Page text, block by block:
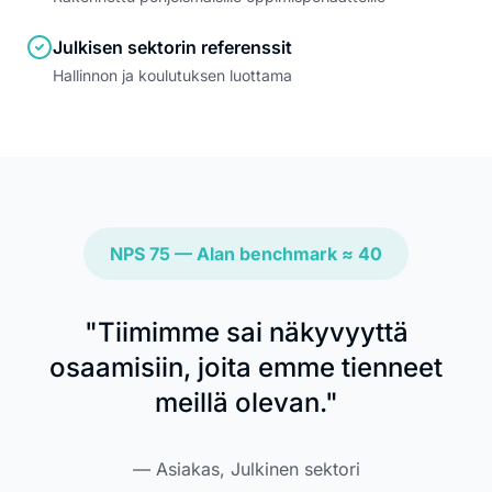
Julkisen sektorin referenssit
Hallinnon ja koulutuksen luottama
NPS 75 — Alan benchmark ≈ 40
"Tiimimme sai näkyvyyttä
osaamisiin, joita emme tienneet
meillä olevan."
— Asiakas, Julkinen sektori